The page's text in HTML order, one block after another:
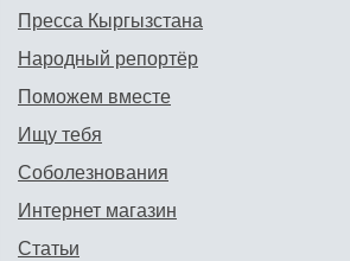
Пресса Кыргызстана
Народный репортёр
Поможем вместе
Ищу тебя
Соболезнования
Интернет магазин
Статьи